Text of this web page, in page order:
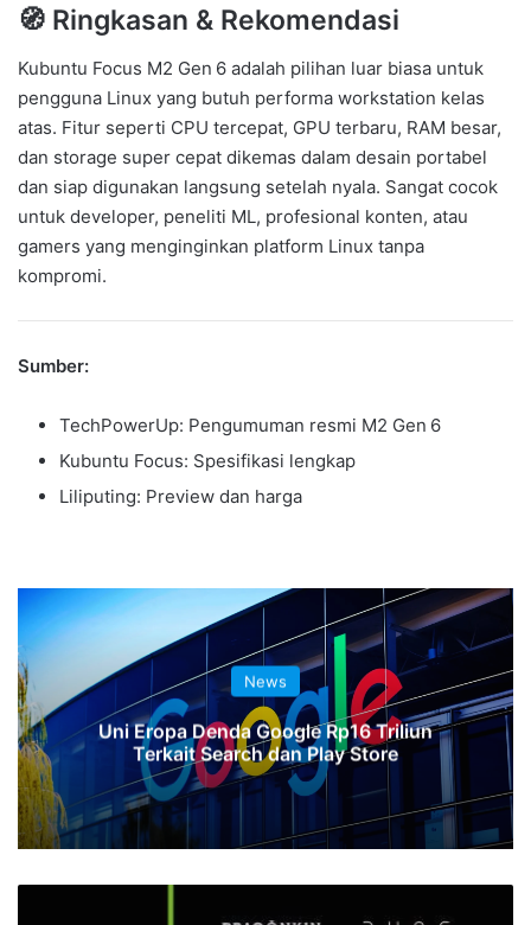
🧭 Ringkasan & Rekomendasi
Kubuntu Focus M2 Gen 6 adalah pilihan luar biasa untuk
pengguna Linux yang butuh performa workstation kelas
atas. Fitur seperti CPU tercepat, GPU terbaru, RAM besar,
dan storage super cepat dikemas dalam desain portabel
dan siap digunakan langsung setelah nyala. Sangat cocok
untuk developer, peneliti ML, profesional konten, atau
gamers yang menginginkan platform Linux tanpa
kompromi.
Sumber:
TechPowerUp: Pengumuman resmi M2 Gen 6
Kubuntu Focus: Spesifikasi lengkap
Liliputing: Preview dan harga
News
Uni Eropa Denda Google Rp16 Triliun
Terkait Search dan Play Store